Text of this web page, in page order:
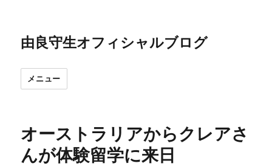
由良守生オフィシャルブログ
メニュー
オーストラリアからクレアさ
んが体験留学に来日